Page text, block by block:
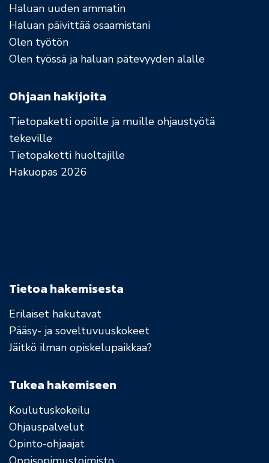
Haluan uuden ammatin
Haluan päivittää osaamistani
Olen työtön
Olen työssä ja haluan pätevyyden alalle
Ohjaan hakijoita
Tietopaketti opoille ja muille ohjaustyötä
tekeville
Tietopaketti huoltajille
Hakuopas 2026
Tietoa hakemisesta
Erilaiset hakutavat
Pääsy- ja soveltuvuuskokeet
Jäitkö ilman opiskelupaikkaa?
Tukea hakemiseen
Koulutuskokeilu
Ohjauspalvelut
Opinto-ohjaajat